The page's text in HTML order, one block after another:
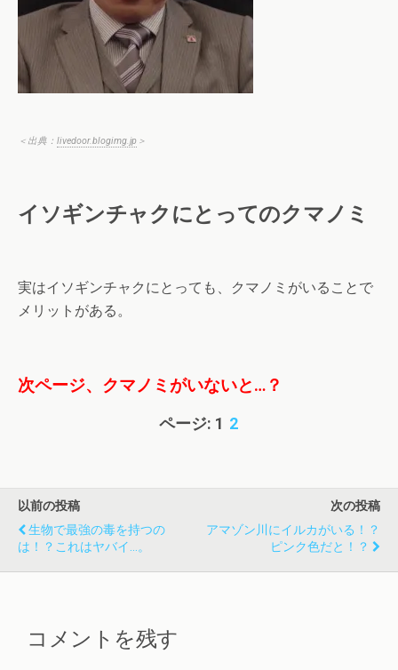
＜出典： livedoor.blogimg.jp ＞
イソギンチャクにとってのクマノミ
実はイソギンチャクにとっても、クマノミがいることで
メリットがある。
次ページ、クマノミがいないと…？
ページ: 1 2
以前の投稿
生物で最強の毒を持つの
は！？これはヤバイ…。
次の投稿
アマゾン川にイルカがいる！？
ピンク色だと！？
コメントを残す